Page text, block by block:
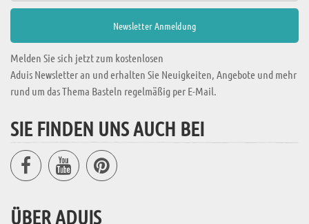
Melden Sie sich jetzt zum kostenlosen
Aduis Newsletter an und erhalten Sie Neuigkeiten, Angebote und mehr
rund um das Thema Basteln regelmäßig per E-Mail.
SIE FINDEN UNS AUCH BEI
ÜBER ADUIS